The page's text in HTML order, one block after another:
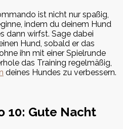
ist nicht nur spaßig,
indem du deinem Hund
dann wirfst. Sage dabei
Hund, sobald er das
ihn mit einer Spielrunde
das Training regelmäßig,
deines Hundes zu verbessern.
10: Gute Nacht